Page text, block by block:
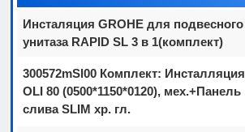
Инсталяция GROHE для подвесного
унитаза RAPID SL 3 в 1(комплект)
300572mSl00 Комплект: Инсталляция
OLI 80 (0500*1150*0120), мех.+Панель
слива SLIM хр. гл.